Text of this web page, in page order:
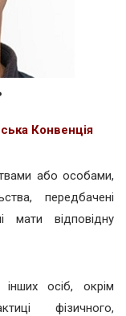
Конвенція
або особами,
передбачені
мати відповідну
осіб, окрім
фізичного,